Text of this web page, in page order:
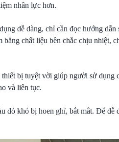
nhân lực hơn.
dễ dàng, chỉ cần đọc hướng
chất liệu bền chắc chịu nhiệt,
bị tuyệt vời giúp người sử dụng
và liên tục.
đỏ khó bị hoen ghỉ, bắt mắt. Để